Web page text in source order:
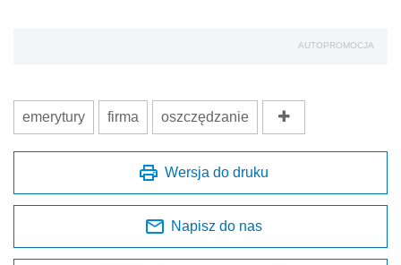
AUTOPROMOCJA
emerytury firma oszczędzanie
Wersja do druku
Napisz do nas